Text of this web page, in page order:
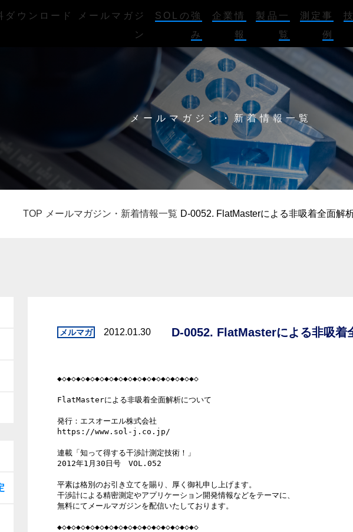
ダウンロード
メールマガジ
ン
SOLの強
み
企業情
報
製品一
覧
測定事
例
メールマガジン・新着情報一覧
TOP メールマガジン・新着情報一覧 D-0052. FlatMasterによる非吸着全面解
2012.01.30 D-0052. FlatMasterによる非吸
◆◇◆◇◆◇◆◇◆◇◆◇◆◇◆◇◆◇◆◇◆◇◆◇◆◇◆◇◆◇
FlatMasterによる非吸着全面解析について
発行：エスオーエル株式会社
https://www.sol-j.co.jp/
連載「知って得する干渉計測定技術！」
2012年1月30日号　VOL.052
平素は格別のお引き立てを賜り、厚く御礼申し上げます。
干渉計による精密測定やアプリケーション開発情報などをテーマに、
無料にてメールマガジンを配信いたしております。
◆◇◆◇◆◇◆◇◆◇◆◇◆◇◆◇◆◇◆◇◆◇◆◇◆◇◆◇◆◇